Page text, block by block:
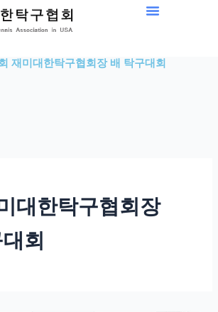
재미대한탁구협회장 배 탁구대회
대한탁구협회장
회